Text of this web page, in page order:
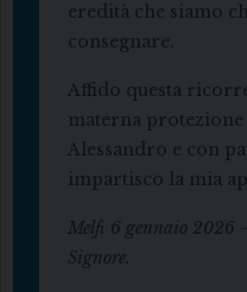
eredità che siamo
consegnare.
Affido questa
materna protezione
Alessandro e con
impartisco la mia
Melfi 6 gennaio 2026
Signore.